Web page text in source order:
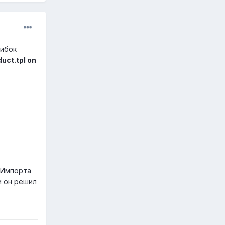
on
он решил